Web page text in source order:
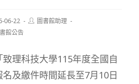
06-22
Post圖書館助理
館公告
理科技大學115年度全國自
及繳件時間延長至7月10日